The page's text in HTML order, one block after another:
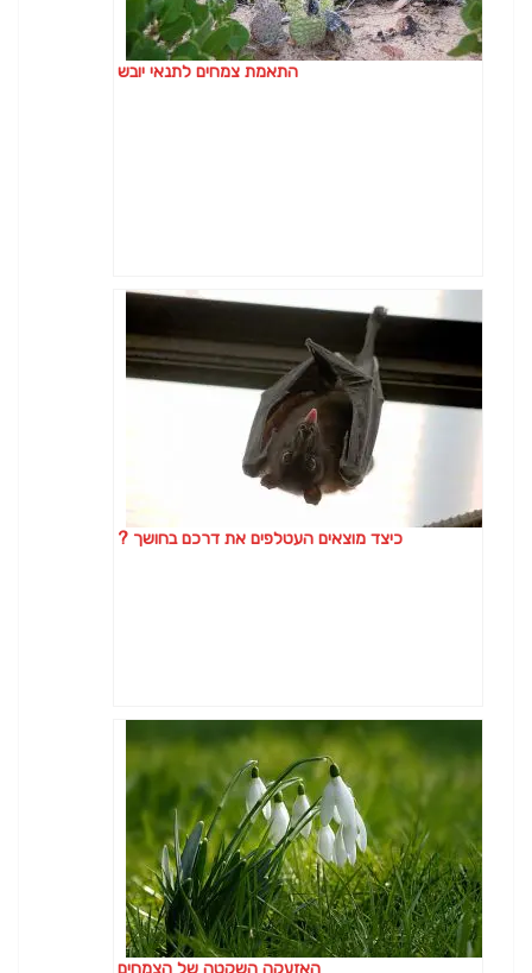
התאמת צמחים לתנאי יובש
כיצד מוצאים העטלפים את דרכם בחושך ?
האזעקה השקטה של הצמחים